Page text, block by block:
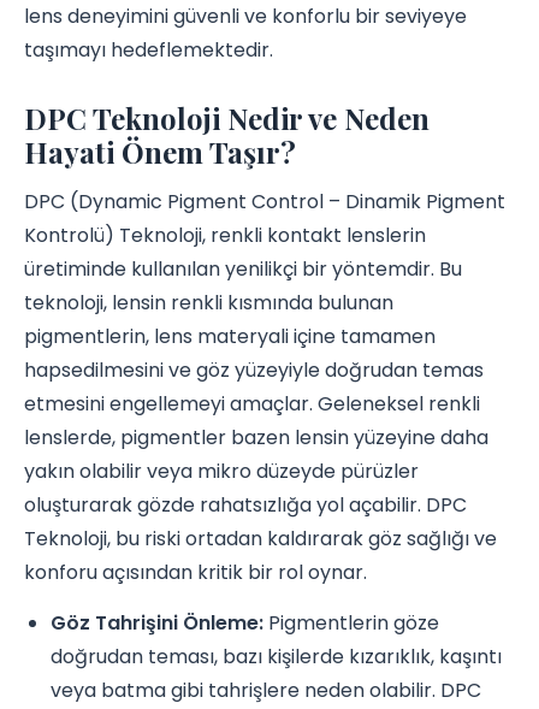
lens deneyimini güvenli ve konforlu bir seviyeye
taşımayı hedeflemektedir.
DPC Teknoloji Nedir ve Neden
Hayati Önem Taşır?
DPC (Dynamic Pigment Control – Dinamik Pigment
Kontrolü) Teknoloji, renkli kontakt lenslerin
üretiminde kullanılan yenilikçi bir yöntemdir. Bu
teknoloji, lensin renkli kısmında bulunan
pigmentlerin, lens materyali içine tamamen
hapsedilmesini ve göz yüzeyiyle doğrudan temas
etmesini engellemeyi amaçlar. Geleneksel renkli
lenslerde, pigmentler bazen lensin yüzeyine daha
yakın olabilir veya mikro düzeyde pürüzler
oluşturarak gözde rahatsızlığa yol açabilir. DPC
Teknoloji, bu riski ortadan kaldırarak göz sağlığı ve
konforu açısından kritik bir rol oynar.
Göz Tahrişini Önleme: Pigmentlerin göze
doğrudan teması, bazı kişilerde kızarıklık, kaşıntı
veya batma gibi tahrişlere neden olabilir. DPC